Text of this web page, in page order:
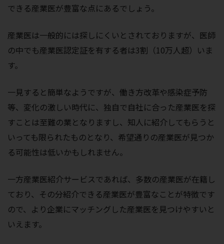
できる産業医が豊富な点にあるでしょう。
産業医は一般的には探しにくいとされておりますが、医師
の中でも産業医認定証を有する者は3割（10万人超）いま
す。
一見すると簡単なようですが、働き方改革や感染症予防
等、変化の激しい時代に、独自で自社に合った産業医を探
すことは至難の業となりますし、知人に紹介してもらうと
いっても限られたものとなり、希望通りの産業医が見つか
る可能性は低いかもしれません。
一方産業医紹介サービスであれば、多数の産業医が在籍し
ており、その分紹介できる産業医が豊富なことが特徴です
ので、より企業にマッチングした産業医を見つけやすいと
いえます。